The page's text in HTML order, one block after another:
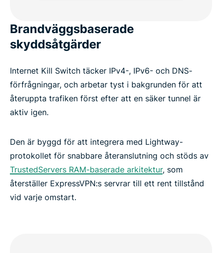
Brandväggsbaserade
skyddsåtgärder
Internet Kill Switch täcker IPv4-, IPv6- och DNS-
förfrågningar, och arbetar tyst i bakgrunden för att
återuppta trafiken först efter att en säker tunnel är
aktiv igen.
Den är byggd för att integrera med Lightway-
protokollet för snabbare återanslutning och stöds av
TrustedServers RAM-baserade arkitektur, som
återställer ExpressVPN:s servrar till ett rent tillstånd
vid varje omstart.